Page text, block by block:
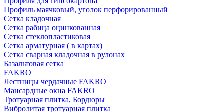
Профиль маячковый, уголок перфорированный
Сетка кладочная
Сетка рабица оцинкованная
Сетка стеклопластиковая
Сетка арматурная ( в картах)
Сетка сварная кладочная в рулонах
Базальтовая сетка
FAKRO
Лестницы чердачные FAKRO
Мансардные окна FAKRO
Тротуарная плитка, Бордюры
Вибролитая тротуарная плитка